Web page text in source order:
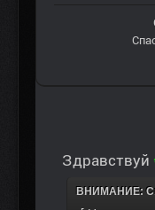
Здравствуй
ВНИМАНИЕ: